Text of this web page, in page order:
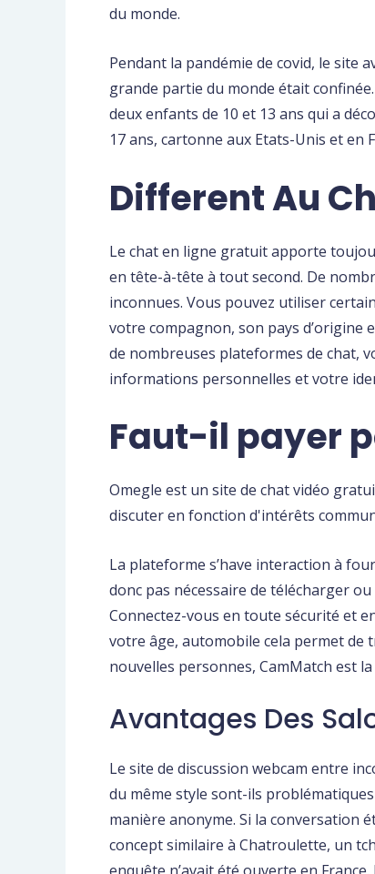
du monde.
Pendant la pandémie de covid, le site
grande partie du monde était
deux enfants de 10 et 13 ans qui a
17 ans, cartonne aux Etats-Unis et en
Different Au
Le chat en ligne gratuit apporte
en tête-à-tête à tout second. De
inconnues. Vous pouvez utiliser
votre compagnon, son pays d’origine
de nombreuses plateformes de chat,
informations personnelles et votre
Faut-il payer
Omegle est un site de chat vidéo
discuter en fonction d'intérêts
La plateforme s’have interaction à
donc pas nécessaire de télécharger
Connectez-vous en toute sécurité et
votre âge, automobile cela permet de
nouvelles personnes, CamMatch est
Avantages Des
Le site de discussion webcam entre
du même style sont-ils
manière anonyme. Si la conversation
concept similaire à Chatroulette, un